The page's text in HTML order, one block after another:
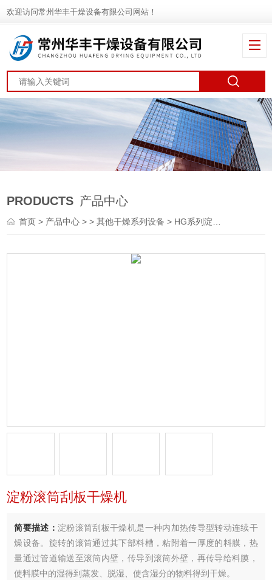
欢迎访问常州华丰干燥设备有限公司网站！
PRODUCTS 产品中心
首页> 产品中心 > >其他干燥系列设备 > HG系列淀粉滚筒刮板干燥机
淀粉滚筒刮板干燥机
简要描述： 淀粉滚筒刮板干燥机是一种内加热传导型转动连续干
燥设备。旋转的滚筒通过其下部料槽，粘附着一厚度的料膜，热
量通过管道输送至滚筒内壁，传导到滚筒外壁，再传导给料膜，
使料膜中的湿得到蒸发、脱湿、使含湿分的物料得到干燥。